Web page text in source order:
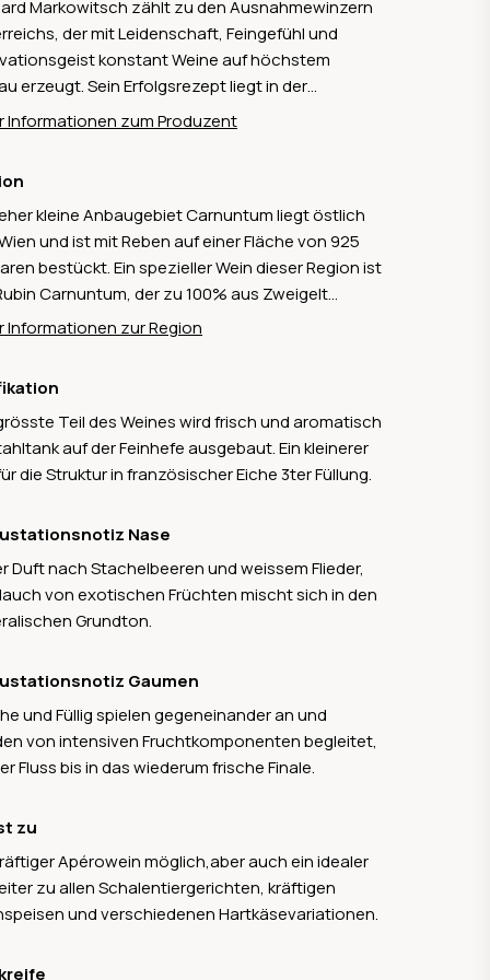
Markowitsch zählt zu den Ausnahmewinzern
der mit Leidenschaft, Feingefühl und
konstant Weine auf höchstem
erzeugt. Sein Erfolgsrezept liegt in der
Arbeit im Weinberg, der akribischen
feinere, präzisere Weine zu schaffen. Die Weine
Markowitsch sind authentisch,
und spiegeln die Typizität sowohl
als auch internationaler Rebsorten wider.
1999 wurde er von Falstaff zum Winzer des
ernannt – ein früher Meilenstein in einer
Punkte unterstreichen eindrucksvoll seine
Qualitätsphilosophie. Seine Grundwerte
Balance, Charakter und technisches Können
in den Familienbetrieb, ohne die Handschrift
Vaters aus dem Blick zu verlieren. Gemeinsam
Stil,
und viel Fingerspitzengefühl.
Informationen zum Produzent
kleine Anbaugebiet Carnuntum liegt östlich
und ist mit Reben auf einer Fläche von 925
bestückt. Ein spezieller Wein dieser Region ist
Carnuntum, der zu 100% aus Zweigelt
Dank der nahen Donau ist das Klima mild, aber
Grüner Veltliner angebaut und versucht den
Grüner Veltliner beispielsweise aus der
die Stirn zu bieten.
Informationen zur Region
Teil des Weines wird frisch und aromatisch
auf der Feinhefe ausgebaut. Ein kleinerer
die Struktur in französischer Eiche 3ter Füllung.
Nase
Duft nach Stachelbeeren und weissem Flieder,
von exotischen Früchten mischt sich in den
Grundton.
Gaumen
und Füllig spielen gegeneinander an und
von intensiven Fruchtkomponenten begleitet,
Fluss bis in das wiederum frische Finale.
zu
Apérowein möglich,aber auch ein idealer
zu allen Schalentiergerichten, kräftigen
und verschiedenen Hartkäsevariationen.